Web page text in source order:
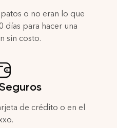
o no eran lo que
días para hacer una
sin costo.
de crédito o en el